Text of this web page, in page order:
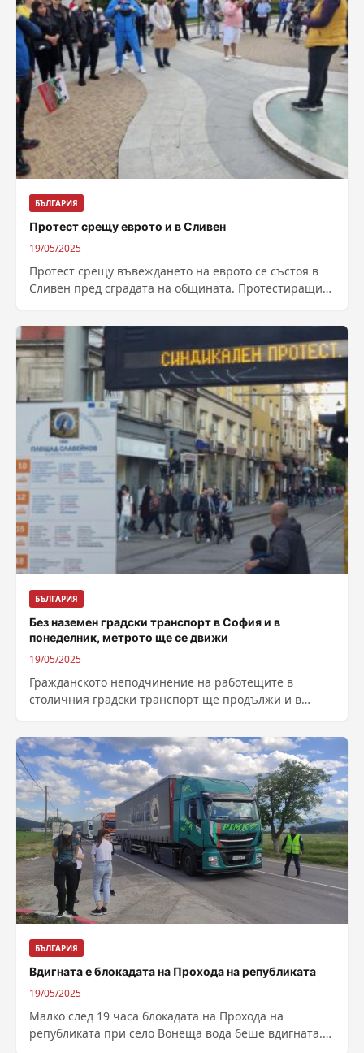
БЪЛГАРИЯ
Протест срещу еврото и в Сливен
19/05/2025
Протест срещу въвеждането на еврото се състоя в
Сливен пред сградата на общината. Протестиращите
БЪЛГАРИЯ
Без наземен градски транспорт в София и в
понеделник, метрото ще се движи
19/05/2025
Гражданското неподчинение на работещите в
столичния градски транспорт ще продължи и в
БЪЛГАРИЯ
Вдигната е блокадата на Прохода на републиката
19/05/2025
Малко след 19 часа блокадата на Прохода на
републиката при село Вонеща вода беше вдигната.